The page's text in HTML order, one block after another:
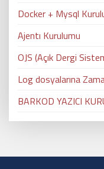
Docker + Mysql
Ajentı Kurulumu
OJS (Açık Dergi
Log dosyalarına
BARKOD YAZICI